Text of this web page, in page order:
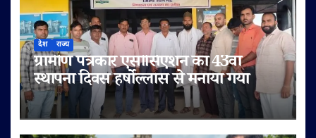
देश राज्य
ग्रामीण पत्रकार एसोसिएशन का 43वां
स्थापना दिवस हर्षोल्लास से मनाया गया